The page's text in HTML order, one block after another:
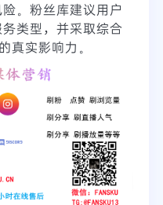
。粉丝库建议用户
类型，并采取综合
实影响力。